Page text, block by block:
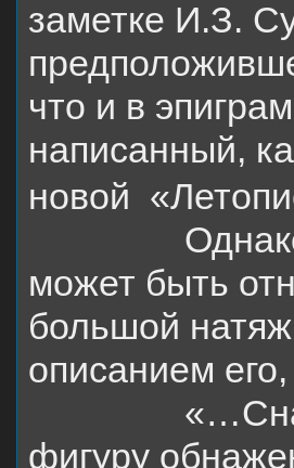
заметке И.З.
что и в
написанный,
новой
может быть
большой
описанием
фигуру